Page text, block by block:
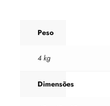
Peso
4 kg
Dimensões